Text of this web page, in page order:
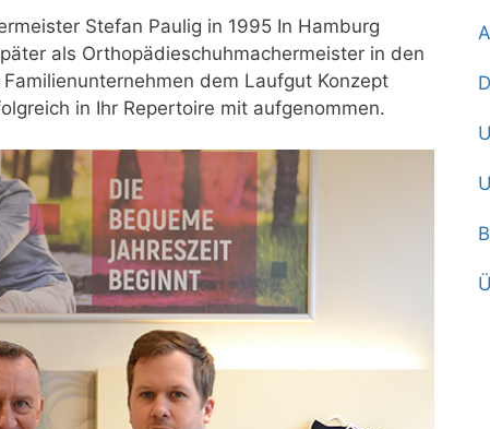
Stefan Paulig in 1995 In Hamburg
als Orthopädieschuhmachermeister in den
dem Laufgut Konzept
in Ihr Repertoire mit aufgenommen.